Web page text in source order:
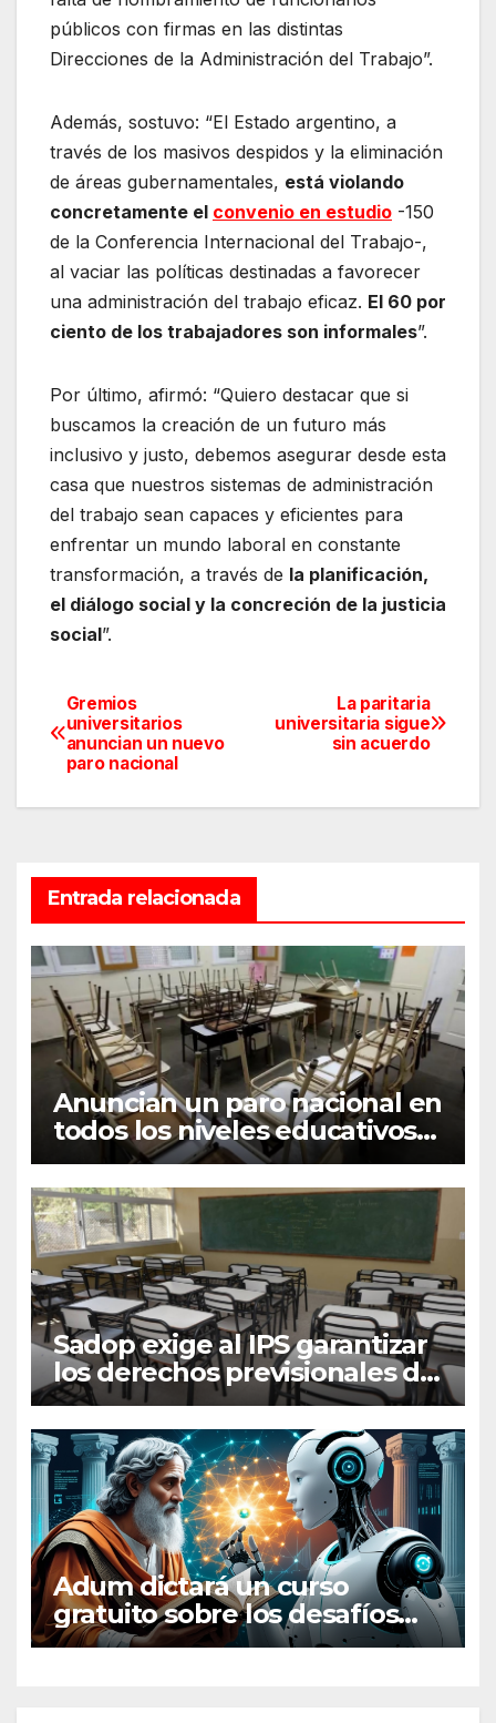
públicos con firmas en las distintas
Direcciones de la Administración del Trabajo”.
Además, sostuvo: “El Estado argentino, a
través de los masivos despidos y la eliminación
de áreas gubernamentales, está violando
concretamente el convenio en estudio -150
de la Conferencia Internacional del Trabajo-,
al vaciar las políticas destinadas a favorecer
una administración del trabajo eficaz. El 60 por
ciento de los trabajadores son informales”.
Por último, afirmó: “Quiero destacar que si
buscamos la creación de un futuro más
inclusivo y justo, debemos asegurar desde esta
casa que nuestros sistemas de administración
del trabajo sean capaces y eficientes para
enfrentar un mundo laboral en constante
transformación, a través de la planificación,
el diálogo social y la concreción de la justicia
social”.
Navegación
de
entradas
La paritaria
universitaria sigue
sin acuerdo
Gremios
universitarios
anuncian un nuevo
paro nacional
Entrada relacionada
Anuncian un paro nacional en
todos los niveles educativos
para el próximo lunes
Sadop exige al IPS garantizar
los derechos previsionales de
los docentes
extraprogramáticos
Adum dictará un curso
gratuito sobre los desafíos
filosóficos de la inteligencia